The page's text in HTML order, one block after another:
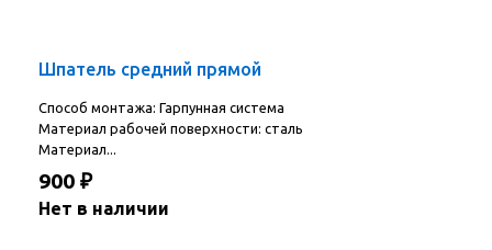
Шпатель средний прямой
Способ монтажа: Гарпунная система
Материал рабочей поверхности: сталь
Материал...
900 ₽
Нет в наличии